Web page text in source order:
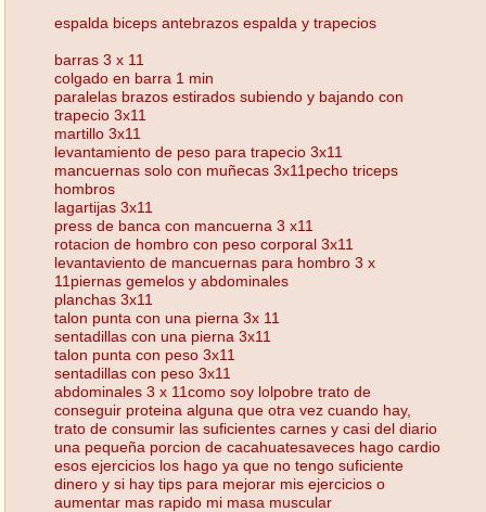
espalda biceps antebrazos espalda y trapecios
barras 3 x 11
colgado en barra 1 min
paralelas brazos estirados subiendo y bajando con
trapecio 3x11
martillo 3x11
levantamiento de peso para trapecio 3x11
mancuernas solo con muñecas 3x11pecho triceps
hombros
lagartijas 3x11
press de banca con mancuerna 3 x11
rotacion de hombro con peso corporal 3x11
levantaviento de mancuernas para hombro 3 x
11piernas gemelos y abdominales
planchas 3x11
talon punta con una pierna 3x 11
sentadillas con una pierna 3x11
talon punta con peso 3x11
sentadillas con peso 3x11
abdominales 3 x 11como soy lolpobre trato de
conseguir proteina alguna que otra vez cuando hay,
trato de consumir las suficientes carnes y casi del diario
una pequeña porcion de cacahuatesaveces hago cardio
esos ejercicios los hago ya que no tengo suficiente
dinero y si hay tips para mejorar mis ejercicios o
aumentar mas rapido mi masa muscular